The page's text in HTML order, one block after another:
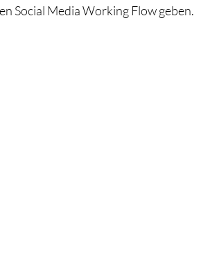
Social Media Working Flow geben.